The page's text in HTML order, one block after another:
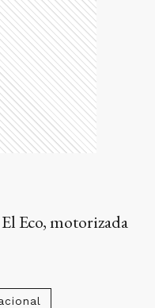
Eco, motorizada